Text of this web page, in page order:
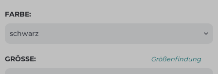
FARBE:
GRÖSSE: Größenfindung